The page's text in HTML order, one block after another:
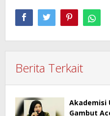
Berita Terkait
Akademisi
Gambut